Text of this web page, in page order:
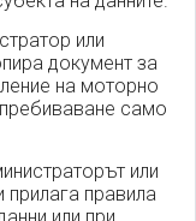
или
документ за
на моторно
само
или
правила